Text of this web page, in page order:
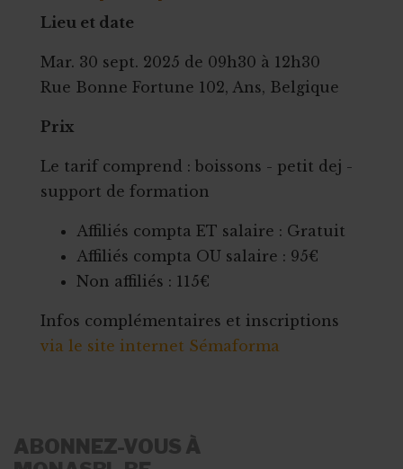
Lieu et date
Mar. 30 sept. 2025 de 09h30 à 12h30
Rue Bonne Fortune 102, Ans, Belgique
Prix
Le tarif comprend : boissons - petit dej -
support de formation
Affiliés compta ET salaire : Gratuit
Affiliés compta OU salaire : 95€
Non affiliés : 115€
Infos complémentaires et inscriptions
via le site internet Sémaforma
ABONNEZ-VOUS À